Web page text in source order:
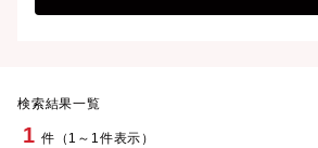
検索結果一覧
1 件（1～1件表示）